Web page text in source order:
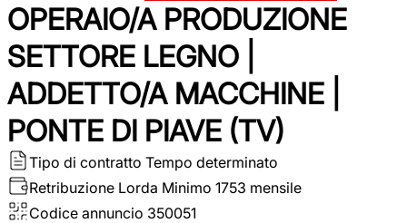
OPERAIO/A PRODUZIONE
SETTORE LEGNO |
ADDETTO/A MACCHINE |
PONTE DI PIAVE (TV)
Tipo di contratto Tempo determinato
Retribuzione Lorda Minimo 1753 mensile
Codice annuncio 350051